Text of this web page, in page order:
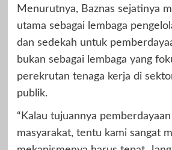
Menurutnya, Baznas sejatinya
utama sebagai lembaga
dan sedekah untuk
bukan sebagai lembaga yang
perekrutan tenaga kerja di
publik.
“Kalau tujuannya
masyarakat, tentu kami sangat